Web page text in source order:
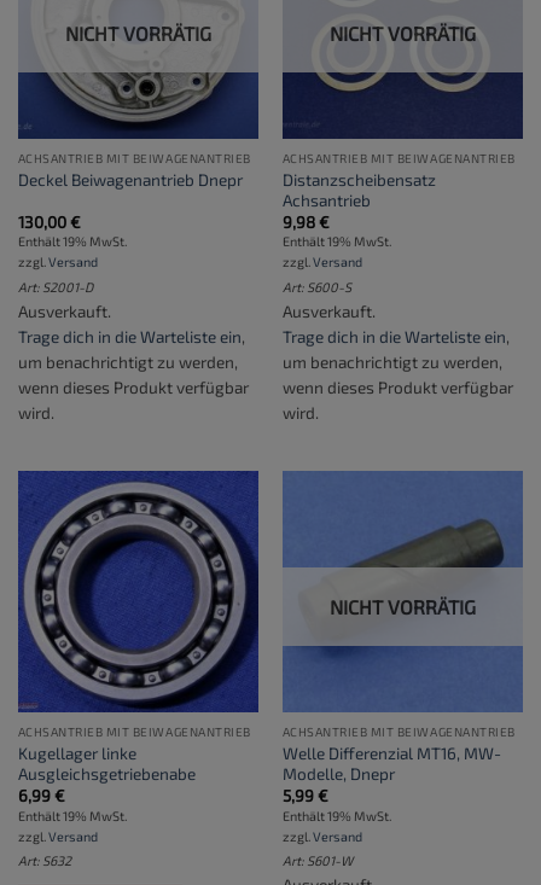
NICHT VORRÄTIG
ACHSANTRIEB MIT BEIWAGENANTRIEB
Deckel Beiwagenantrieb Dnepr
130,00€
Enthält 19% MwSt.
zzgl. Versand
Art: S2001-D
Ausverkauft.
Trage dich in die Warteliste ein,
um benachrichtigt zu werden,
wenn dieses Produkt verfügbar
wird.
NICHT VORRÄTIG
ACHSANTRIEB MIT BEIWAGENANTRIEB
Distanzscheibensatz
Achsantrieb
9,98€
Enthält 19% MwSt.
zzgl. Versand
Art: S600-S
Ausverkauft.
Trage dich in die Warteliste ein,
um benachrichtigt zu werden,
wenn dieses Produkt verfügbar
wird.
ACHSANTRIEB MIT BEIWAGENANTRIEB
Kugellager linke
Ausgleichsgetriebenabe
6,99€
Enthält 19% MwSt.
zzgl. Versand
Art: S632
NICHT VORRÄTIG
ACHSANTRIEB MIT BEIWAGENANTRIEB
Welle Differenzial MT16, MW-
Modelle, Dnepr
5,99€
Enthält 19% MwSt.
zzgl. Versand
Art: S601-W